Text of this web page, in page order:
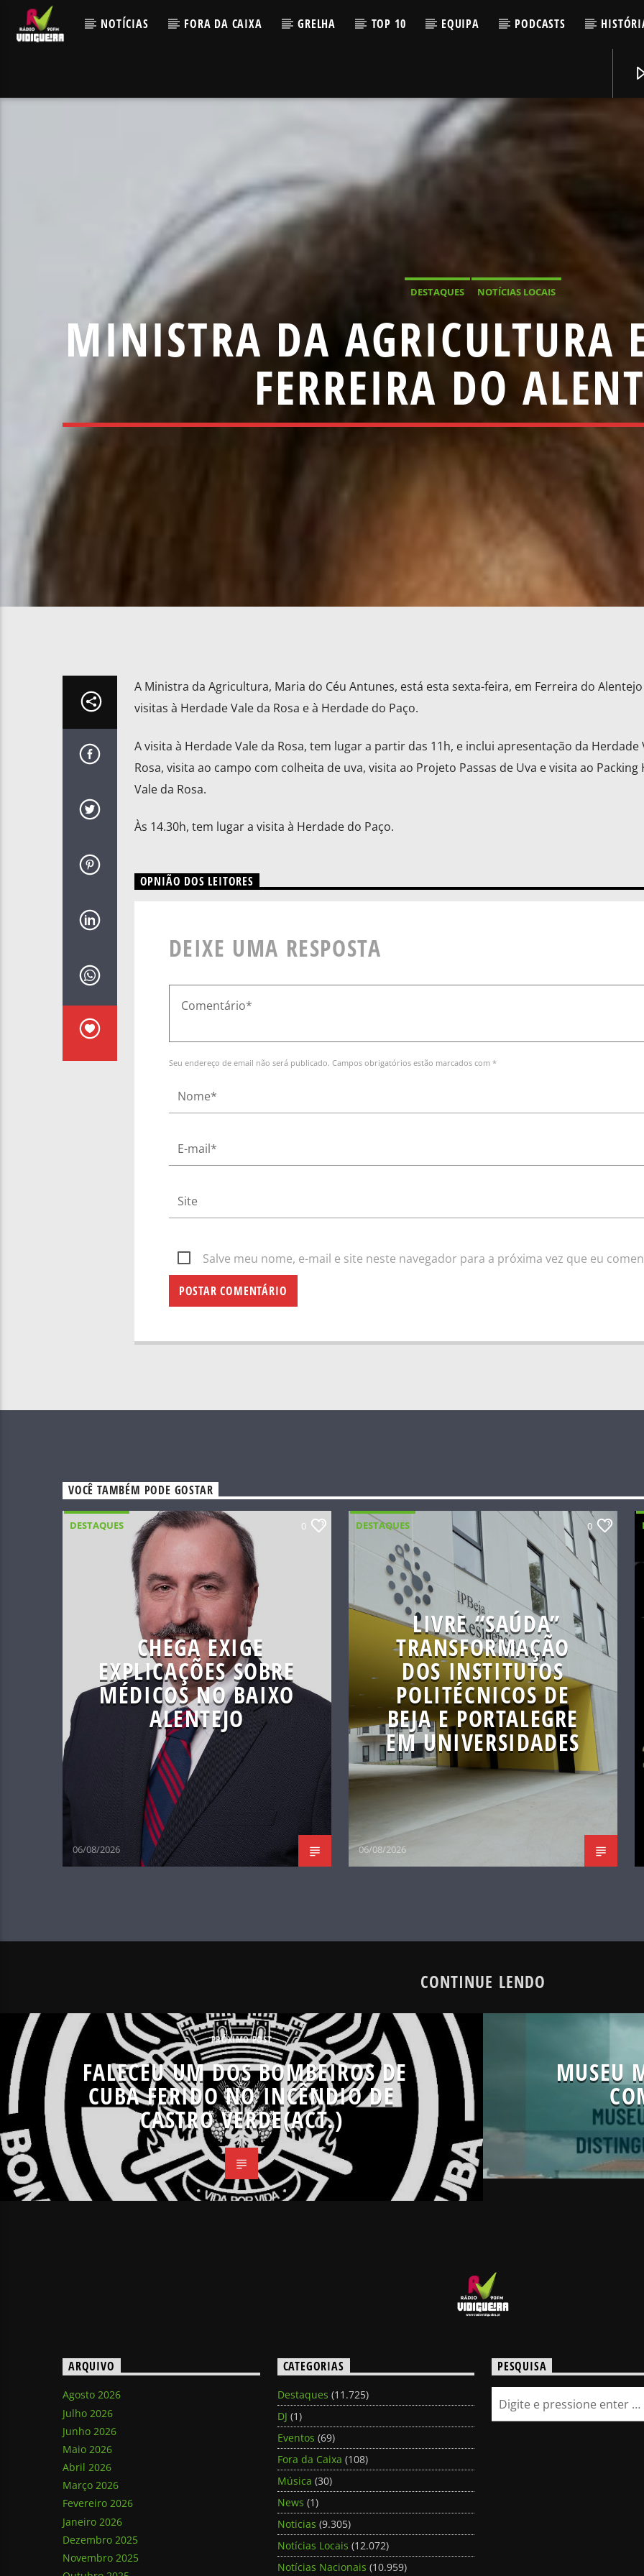
NOTÍCIAS FORA DA CAIXA GRELHA TOP 10 EQUIPA PODCASTS
DESTAQUES NOTÍCIAS LOCAIS
MINISTRA DA AGRICULTURA
FERREIRA DO
A Ministra da Agricultura, Maria do Céu Antunes, está esta sexta-feira, em Ferreira do
visitas à Herdade Vale da Rosa e à Herdade do Paço.
A visita à Herdade Vale da Rosa, tem lugar a partir das 11h, e inclui apresentação da Herdade
Rosa, visita ao campo com colheita de uva, visita ao Projeto Passas de Uva e visita ao Packing
Vale da Rosa.
Às 14.30h, tem lugar a visita à Herdade do Paço.
OPNIÃO DOS LEITORES
DEIXE UMA RESPOSTA
Seu endereço de email não será publicado. Campos obrigatórios estão marcados com *
Salve meu nome, e-mail e site neste navegador para a próxima vez que eu
VOCÊ TAMBÉM PODE GOSTAR
DESTAQUES 0
CHEGA EXIGE
EXPLICAÇÕES SOBRE
MÉDICOS NO BAIXO
ALENTEJO
06/08/2026
DESTAQUES 0
LIVRE “SAÚDA”
TRANSFORMAÇÃO
DOS INSTITUTOS
POLITÉCNICOS DE
BEJA E PORTALEGRE
EM UNIVERSIDADES
06/08/2026
CONTINUE LENDO
PRÓXIMO POST
FALECEU UM DOS BOMBEIROS DE
CUBA FERIDO NO INCÊNDIO DE
CASTRO VERDE(ACT.)
MUSEU
ARQUIVO
Agosto 2026
Julho 2026
Junho 2026
Maio 2026
Abril 2026
Março 2026
Fevereiro 2026
Janeiro 2026
Dezembro 2025
Novembro 2025
CATEGORIAS
Destaques (11.725)
DJ (1)
Eventos (69)
Fora da Caixa (108)
Música (30)
News (1)
Noticias (9.305)
Notícias Locais (12.072)
Notícias Nacionais (10.959)
PESQUISA